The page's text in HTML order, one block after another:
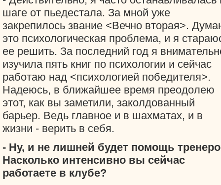
шаге от пьедестала. За мной уже
закрепилось звание <Вечно вторая>.
это психологическая проблема, и я
ее решить. За последний год я
изучила пять книг по психологии и сейчас
работаю над <психологией победителя>.
Надеюсь, в ближайшее время преодолею
этот, как вы заметили, заколдованный
барьер. Ведь главное и в шахматах, и в
жизни - верить в себя.
- Ну, и не лишней будет помощь
Насколько интенсивно вы сейчас
работаете в клубе?